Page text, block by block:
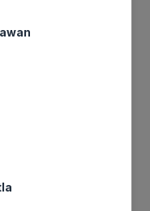
Iran,
dari posisi saling
China
yang berpotensi
senjata nuklir.